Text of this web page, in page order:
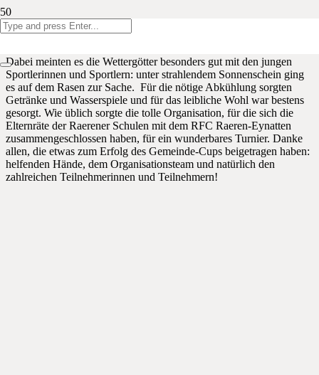
Gestern fand in Eynatten der beliebte Gemeinde-Cup statt. Kinder
der vier Raerener Schulen konnten sich zusammenschließen, um
Dabei meinten es die Wettergötter besonders gut mit den jungen
Sportlerinnen und Sportlern: unter strahlendem Sonnenschein ging
es auf dem Rasen zur Sache. Für die nötige Abkühlung sorgten
Getränke und Wasserspiele und für das leibliche Wohl war bestens
gesorgt. Wie üblich sorgte die tolle Organisation, für die sich die
Elternräte der Raerener Schulen mit dem RFC Raeren-Eynatten
zusammengeschlossen haben, für ein wunderbares Turnier. Danke
allen, die etwas zum Erfolg des Gemeinde-Cups beigetragen haben:
helfenden Hände, dem Organisationsteam und natürlich den
zahlreichen Teilnehmerinnen und Teilnehmern!